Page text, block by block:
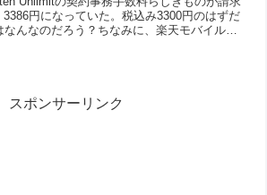
円になっていた。税込み3300円のはずだ
んなのだろう？ちなみに、楽天モバイルか
スポンサーリンク